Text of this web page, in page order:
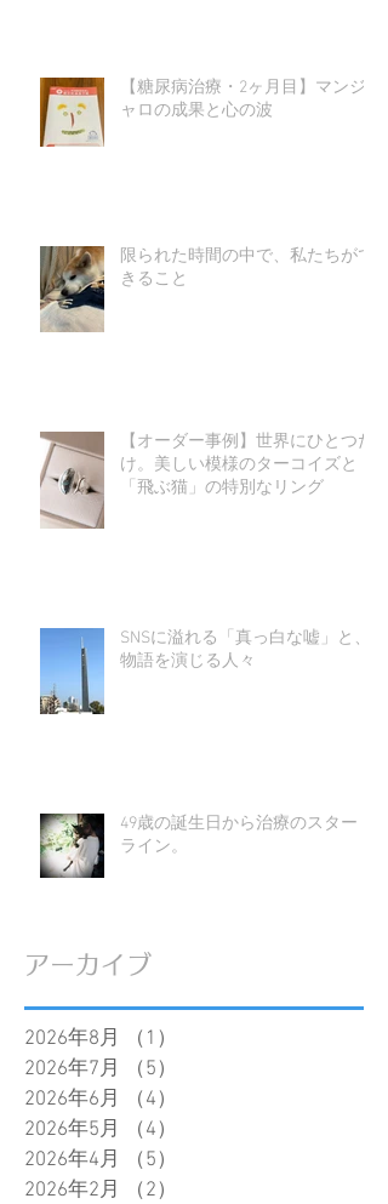
【糖尿病治療・2ヶ月目】マンジ
ャロの成果と心の波
限られた時間の中で、私たちがで
きること
【オーダー事例】世界にひとつだ
け。美しい模様のターコイズと
「飛ぶ猫」の特別なリング
SNSに溢れる「真っ白な嘘」と、
物語を演じる人々
49歳の誕生日から治療のスタート
ライン。
アーカイブ
2026年8月 （1）
2026年7月
（5）
2026年6月
（4）
2026年5月
（4）
2026年4月
（5）
2026年2月
（2）